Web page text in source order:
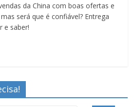
da China com boas ofertas e
será que é confiável? Entrega
e saber!